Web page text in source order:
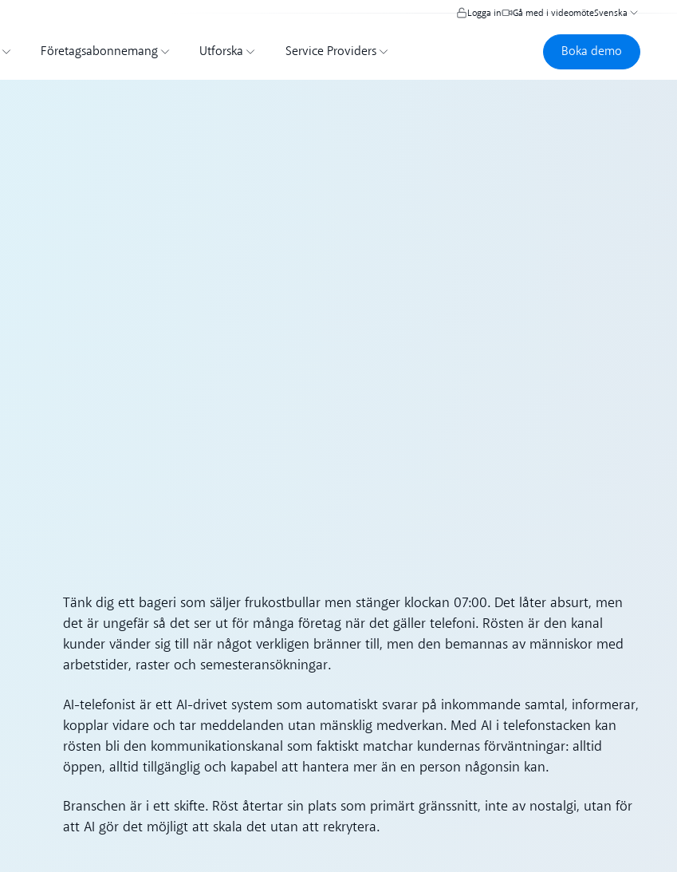
Logga in Gå med i videomöteSvenska
Företagsabonnemang Utforska Service Providers
Boka demo
Boka demo
Tänk dig ett bageri som säljer frukostbullar men stänger klockan 07:00. Det låter absurt, men
det är ungefär så det ser ut för många företag när det gäller telefoni. Rösten är den kanal
kunder vänder sig till när något verkligen bränner till, men den bemannas av människor med
arbetstider, raster och semesteransökningar.
AI-telefonist är ett AI-drivet system som automatiskt svarar på inkommande samtal, informerar,
kopplar vidare och tar meddelanden utan mänsklig medverkan. Med AI i telefonstacken kan
rösten bli den kommunikationskanal som faktiskt matchar kundernas förväntningar: alltid
öppen, alltid tillgänglig och kapabel att hantera mer än en person någonsin kan.
Branschen är i ett skifte. Röst återtar sin plats som primärt gränssnitt, inte av nostalgi, utan för
att AI gör det möjligt att skala det utan att rekrytera.